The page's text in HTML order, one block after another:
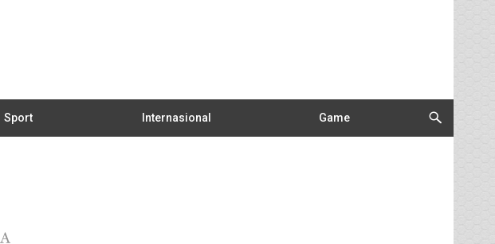
Sport Internasional Game